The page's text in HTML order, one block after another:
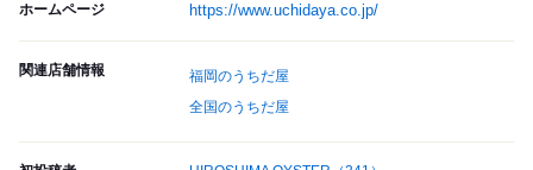
ホームページ https://www.uchidaya.co.jp/
関連店舗情報
福岡のうちだ屋
全国のうちだ屋